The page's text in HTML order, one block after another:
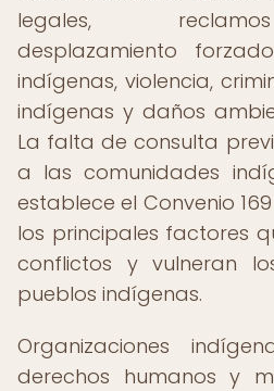
legales,
desplazamiento
indígenas, violencia,
indígenas y daños
La falta de consulta
a las comunidades
establece el Convenio
los principales factores
conflictos y vulneran
pueblos indígenas.
Organizaciones
derechos humanos y